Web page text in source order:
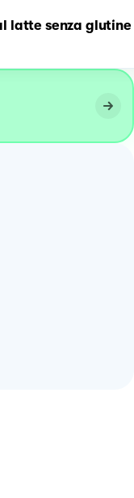
latte senza glutine